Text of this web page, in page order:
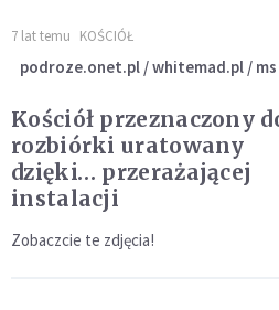
7 lat temu KOŚCIÓŁ
podroze.onet.pl / whitemad.pl / ms
Kościół przeznaczony
rozbiórki uratowany
dzięki… przerażającej
instalacji
Zobaczcie te zdjęcia!